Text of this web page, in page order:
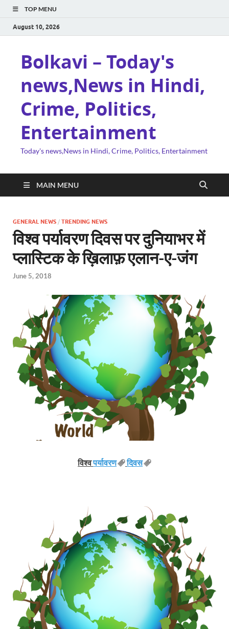
TOP MENU
August 10, 2026
Bolkavi – Today's
news,News in Hindi,
Crime, Politics,
Entertainment
Today's news,News in Hindi, Crime, Politics, Entertainment
MAIN MENU
GENERAL NEWS / TRENDING NEWS
विश्व पर्यावरण दिवस पर दुनियाभर में
प्लास्टिक के ख़िलाफ़ एलान-ए-जंग
June 5, 2018
विश्वपर्यावरण दिवस